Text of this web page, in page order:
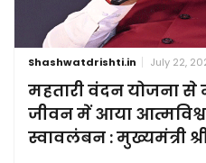
Shashwatdrishti.in July 22,
महतारी वंदन योजना
जीवन में आया
स्वावलंबन : मुख्यमंत्री